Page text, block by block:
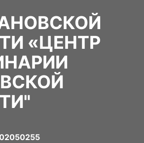
«ЦЕНТР